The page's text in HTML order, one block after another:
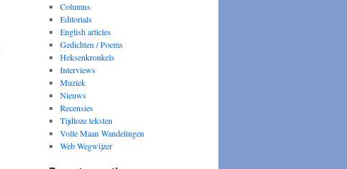
Columns
Editorials
English articles
Gedichten / Poems
Heksenkronkels
Interviews
Muziek
Nieuws
Recensies
Tijdloze teksten
Volle Maan Wandelingen
Web Wegwijzer